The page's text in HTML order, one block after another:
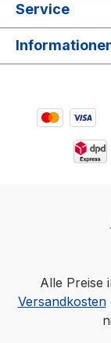
Service
Alle Preise
Versandkosten